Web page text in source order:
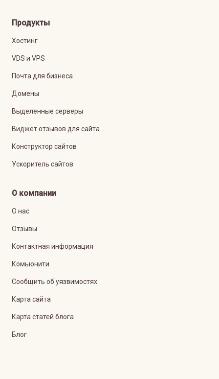
Продукты
Хостинг
VDS и VPS
Почта для бизнеса
Домены
Выделенные серверы
Виджет отзывов для сайта
Конструктор сайтов
Ускоритель сайтов
О компании
О нас
Отзывы
Контактная информация
Комьюнити
Сообщить об уязвимостях
Карта сайта
Карта статей блога
Блог